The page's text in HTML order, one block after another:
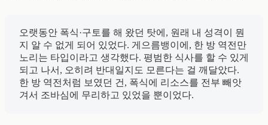
오랫동안 폭식·구토를 해 왔던 탓에, 원래 내 성격이 뭔
지 알 수 없게 되어 있었다. 게으름뱅이에, 한 방 역전만
노리는 타입이라고 생각했다. 평범한 식사를 할 수 있게
되고 나서, 오히려 반대일지도 모른다는 걸 깨달았다.
한 방 역전처럼 보였던 건, 폭식에 리소스를 전부 빼앗
겨서 조바심에 무리하고 있었을 뿐이었다.